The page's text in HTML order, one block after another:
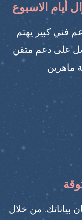
فني كبير يهتم
على دعم متقن
ماهرين
بياناتك. من خلال